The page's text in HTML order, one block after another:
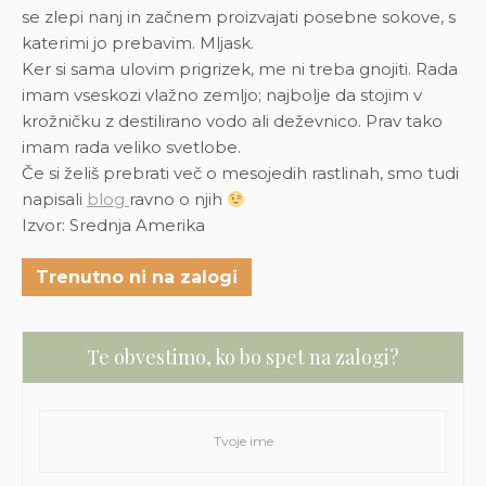
se zlepi nanj in začnem proizvajati posebne sokove, s
katerimi jo prebavim. Mljask.
Ker si sama ulovim prigrizek, me ni treba gnojiti. Rada
imam vseskozi vlažno zemljo; najbolje da stojim v
krožničku z destilirano vodo ali deževnico. Prav tako
imam rada veliko svetlobe.
Če si želiš prebrati več o mesojedih rastlinah, smo tudi
napisali blog ravno o njih
Izvor: Srednja Amerika
Trenutno ni na zalogi
Te obvestimo, ko bo spet na zalogi?